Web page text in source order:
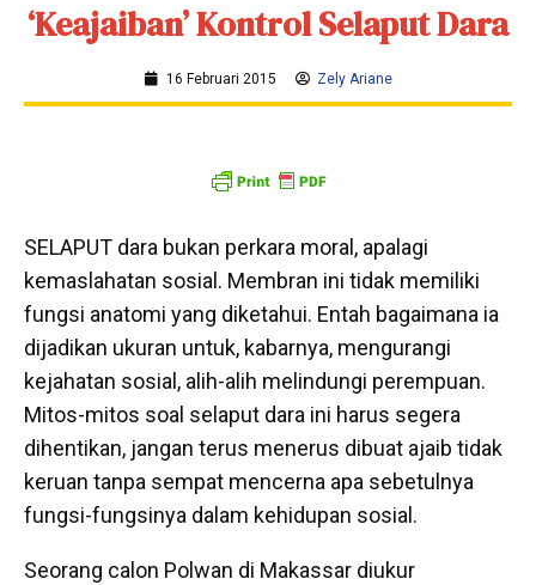
‘Keajaiban’ Kontrol Selaput Dara
16 Februari 2015 Zely Ariane
SELAPUT dara bukan perkara moral, apalagi
kemaslahatan sosial. Membran ini tidak memiliki
fungsi anatomi yang diketahui. Entah bagaimana ia
dijadikan ukuran untuk, kabarnya, mengurangi
kejahatan sosial, alih-alih melindungi perempuan.
Mitos-mitos soal selaput dara ini harus segera
dihentikan, jangan terus menerus dibuat ajaib tidak
keruan tanpa sempat mencerna apa sebetulnya
fungsi-fungsinya dalam kehidupan sosial.
Seorang calon Polwan di Makassar diukur